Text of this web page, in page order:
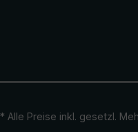
* Alle Preise inkl. gesetzl.